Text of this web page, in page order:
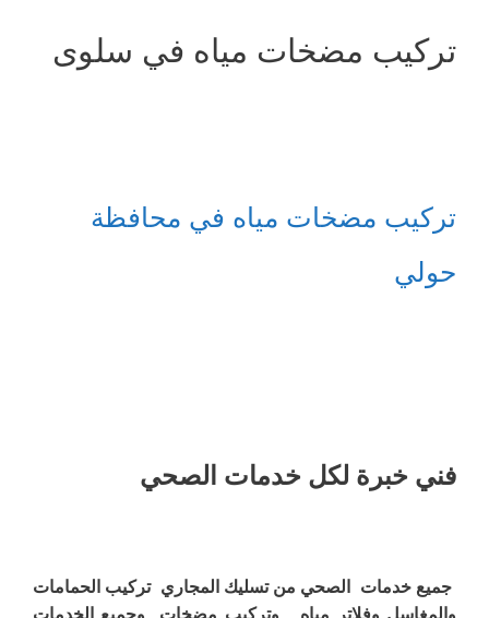
تركيب مضخات مياه في سلوى
تركيب مضخات مياه في محافظة
حولي
فني خبرة لكل خدمات الصحي
جميع خدمات الصحي من تسليك المجاري تركيب الحمامات
والمغاسل وفلاتر مياه وتركيب مضخات وجميع الخدمات